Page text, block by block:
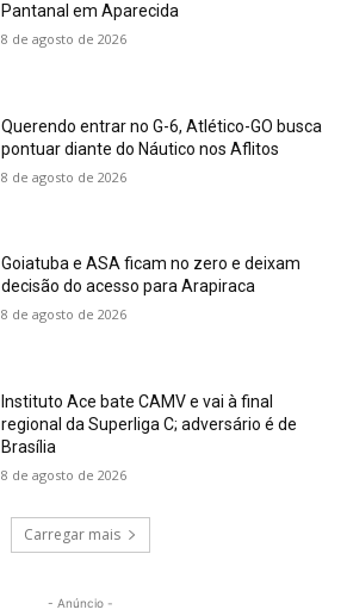
Pantanal em Aparecida
8 de agosto de 2026
Querendo entrar no G-6, Atlético-GO busca
pontuar diante do Náutico nos Aflitos
8 de agosto de 2026
Goiatuba e ASA ficam no zero e deixam
decisão do acesso para Arapiraca
8 de agosto de 2026
Instituto Ace bate CAMV e vai à final
regional da Superliga C; adversário é de
Brasília
8 de agosto de 2026
Carregar mais
- Anúncio -